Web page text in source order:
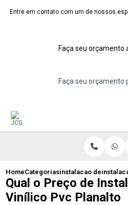
Entre em contato com um de nossos
Faça seu orçamento
Faça seu orçamento
HomeCategoriasinstalacao de pisos
Qual o Preço de
Vinílico Pvc Planalto